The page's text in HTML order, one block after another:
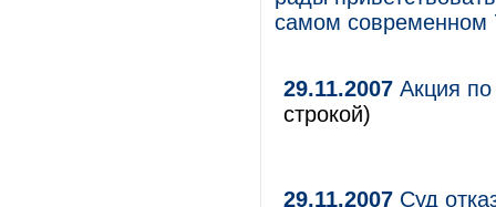
самом современном
29.11.2007 Акция
строкой)
29.11.2007 Суд